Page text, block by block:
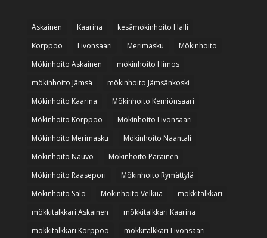
Askainen Kaarina
kesämökinhoito Halli
Korppoo
Livonsaari Merimasku
Mökinhoito
Mökinhoito Askainen
mökinhoito Himos
mökinhoito Jämsä
mökinhoito Jämsänkoski
Mökinhoito Kaarina
Mökinhoito Kemiönsaari
Mökinhoito Korppoo
Mökinhoito Livonsaari
Mökinhoito Merimasku
Mökinhoito Naantali
Mökinhoito Nauvo
Mökinhoito Parainen
Mökinhoito Raasepori
Mökinhoito Rymättylä
Mökinhoito Salo
Mökinhoito Velkua
mökkitalkkari
mökkitalkkari Askainen
mökkitalkkari Kaarina
mökkitalkkari Korppoo
mökkitalkkari Livonsaari